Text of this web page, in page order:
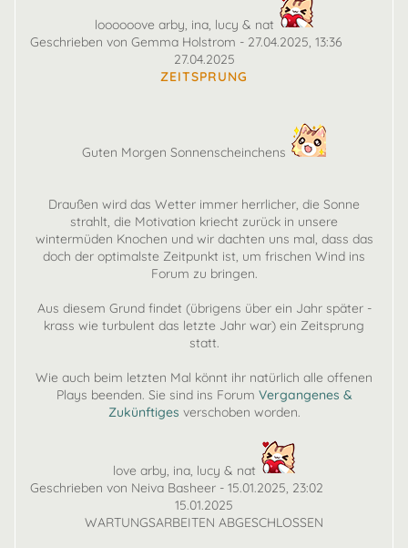
loooooove arby, ina, lucy & nat
Geschrieben von Gemma Holstrom - 27.04.2025, 13:36
27.04.2025
ZEITSPRUNG
Guten Morgen Sonnenscheinchens
Draußen wird das Wetter immer herrlicher, die Sonne
strahlt, die Motivation kriecht zurück in unsere
wintermüden Knochen und wir dachten uns mal, dass das
doch der optimalste Zeitpunkt ist, um frischen Wind ins
Forum zu bringen.
Aus diesem Grund findet (übrigens über ein Jahr später -
krass wie turbulent das letzte Jahr war) ein Zeitsprung
statt.
Wie auch beim letzten Mal könnt ihr natürlich alle offenen
Plays beenden. Sie sind ins Forum Vergangenes &
Zukünftiges verschoben worden.
love arby, ina, lucy & nat
Geschrieben von Neiva Basheer - 15.01.2025, 23:02
15.01.2025
WARTUNGSARBEITEN ABGESCHLOSSEN